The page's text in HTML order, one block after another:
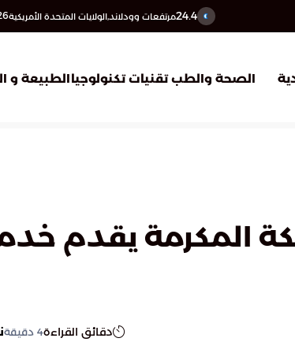
24.4مرتفعات وودلاند,الولايات المتحدة الأمريكية
الصحة والطب تقنيات تكنولوجياالطبيعة و
المكرمة يقدم
دقائق القراءة4 دقيقة